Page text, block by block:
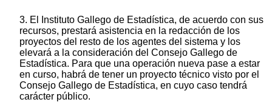
3. El Instituto Gallego de Estadística, de acuerdo con sus
recursos, prestará asistencia en la redacción de los
proyectos del resto de los agentes del sistema y los
elevará a la consideración del Consejo Gallego de
Estadística. Para que una operación nueva pase a estar
en curso, habrá de tener un proyecto técnico visto por el
Consejo Gallego de Estadística, en cuyo caso tendrá
carácter público.